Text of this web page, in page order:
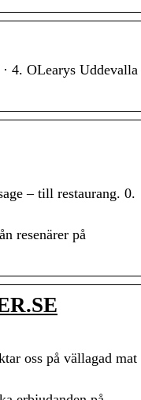
4. OLearys Uddevalla
– till restaurang. 0.
resenärer på
oss på vällagad mat